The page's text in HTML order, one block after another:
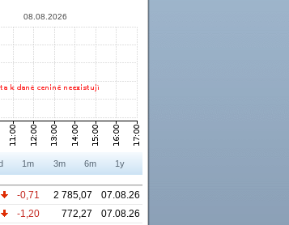
08.08.2026
1m 3m 6m 1y
-0,71 2 785,07
07.08.26
-1,20 772,27
07.08.26